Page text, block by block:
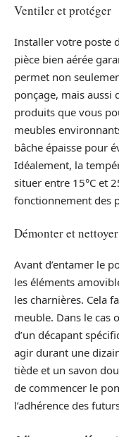
Ventiler et protéger
Installer votre poste
pièce bien aérée
permet non
ponçage, mais aussi
produits que vous
meubles
bâche épaisse pour
Idéalement, la
situer entre 15°C et
fonctionnement des
Démonter et nettoyer
Avant d’entamer le
les éléments
les charnières. Cela
meuble. Dans le cas
d’un décapant
agir durant une
tiède et un savon
de commencer le
l’adhérence des